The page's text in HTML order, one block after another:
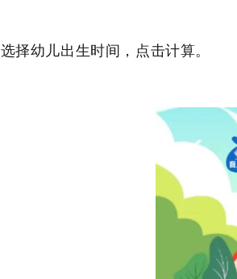
选择幼儿出生时间，点击计算。